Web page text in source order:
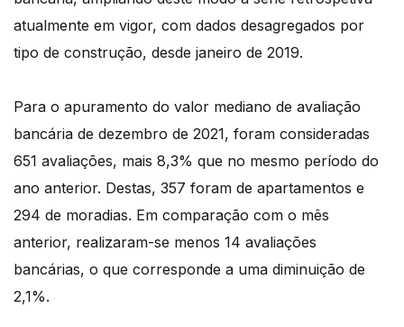
atualmente em vigor, com dados desagregados por
tipo de construção, desde janeiro de 2019.
Para o apuramento do valor mediano de avaliação
bancária de dezembro de 2021, foram consideradas
651 avaliações, mais 8,3% que no mesmo período do
ano anterior. Destas, 357 foram de apartamentos e
294 de moradias. Em comparação com o mês
anterior, realizaram-se menos 14 avaliações
bancárias, o que corresponde a uma diminuição de
2,1%.